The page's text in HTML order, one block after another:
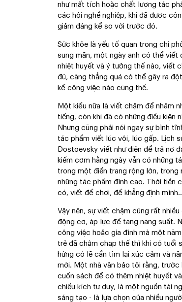
như mất tích hoặc chất lượng tác
các hội nghề nghiệp, khi đã được
giảm đáng kể so với trước đó.
Sức khỏe là yếu tố quan trọng chi
sung mãn, một ngày anh có thể viết
nhiệt huyết và ý tưởng thế nào, viết
đủ, căng thẳng quá có thể gây ra
kể công việc nào cũng thế.
Một kiểu nữa là viết chậm để nhâm
tiếng, còn khi đã có những điều kiện
Nhưng cũng phải nói ngay sự bình
tác phẩm viết lúc vội, lúc gấp. Lịch
Dostoevsky viết như điên để trả nợ
kiếm cơm hằng ngày vẫn có những
trong một điền trang rộng lớn, trong
những tác phẩm đỉnh cao. Thời tiền
có, viết để chơi, để khẳng định
Vậy nên, sự viết chậm cũng rất
động cơ, áp lực để tăng năng suất.
công việc hoặc gia đình mà một
trẻ đã chậm chạp thế thì khi có tuổi
hứng có lẽ cần tìm lại xúc cảm và
mới. Một nhà văn bảo tôi rằng,
cuốn sách để có thêm nhiệt huyết
chiều kích tư duy, là một nguồn tài
sáng tạo - là lựa chọn của nhiều